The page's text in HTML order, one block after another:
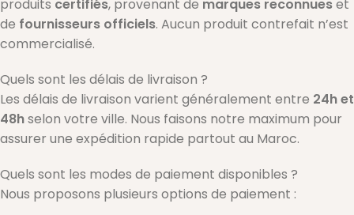
produits certifiés, provenant de marques reconnueset
de fournisseurs officiels. Aucun produit contrefait n’est
commercialisé.
Quels sont les délais de livraison ?
Les délais de livraison varient généralement entre 24h et
48hselon votre ville. Nous faisons notre maximum pour
assurer une expédition rapide partout au Maroc.
Quels sont les modes de paiement disponibles ?
Nous proposons plusieurs options de paiement :